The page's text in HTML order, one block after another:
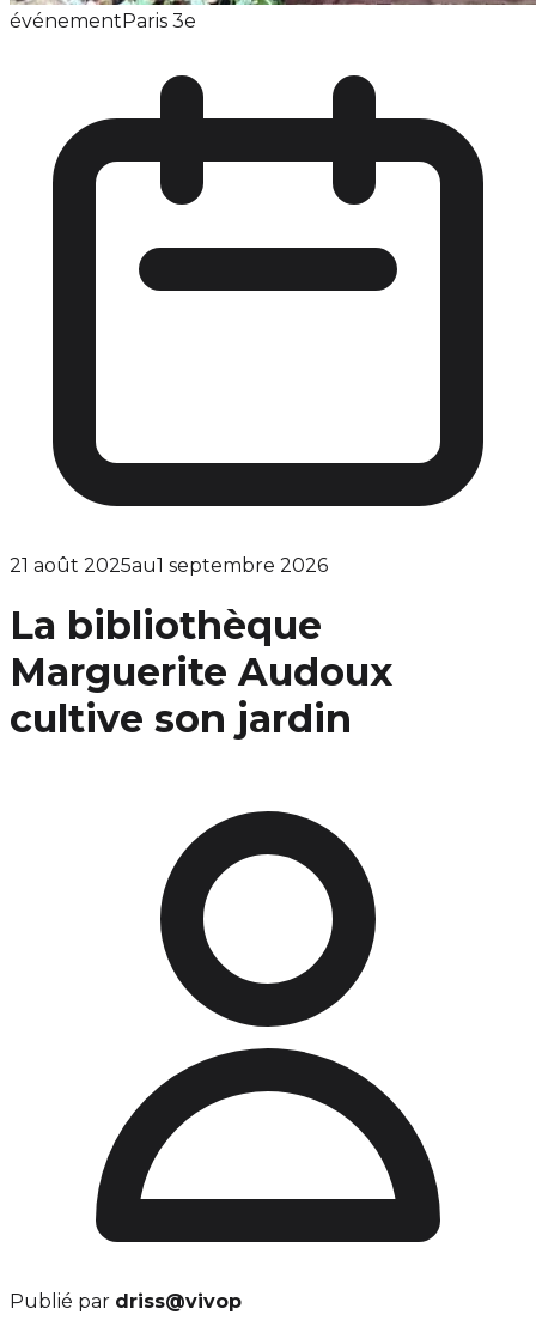
événementParis 3e
21 août 2025au1 septembre 2026
La bibliothèque
Marguerite Audoux
cultive son jardin
Publié par driss@vivop